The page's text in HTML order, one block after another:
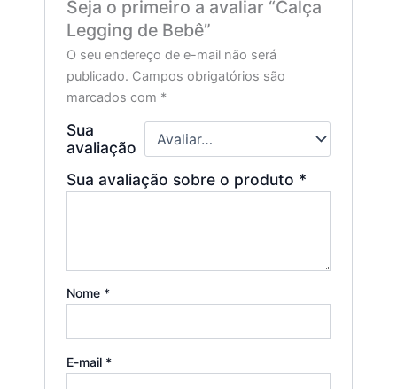
Seja o primeiro a avaliar “Calça
Legging de Bebê”
O seu endereço de e-mail não será
publicado. Campos obrigatórios são
marcados com *
Sua
avaliação
Sua avaliação sobre o produto *
Nome *
E-mail *